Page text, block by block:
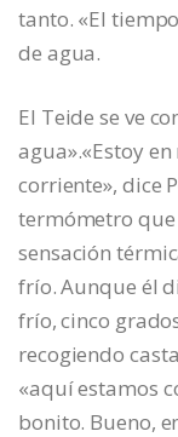
tanto. «El
de agua.
El Teide se ve
agua».«Estoy
corriente», dice
termómetro que
sensación
frío. Aunque él
frío, cinco
recogiendo
«aquí estamos
bonito. Bueno,